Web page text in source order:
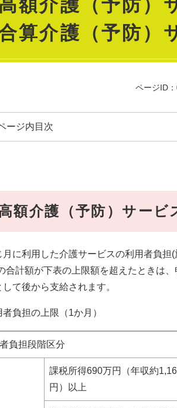
額介護（予防）
算介護（予防）
ページID
ージ内目次
額介護（予防）サービ
に利用した介護サービスの利用者負担
合計額が下表の上限額を超えたときは
して後から支給されます。
負担の上限（1か月）
負担段階区分
課税所得690万円（年収約
円）以上